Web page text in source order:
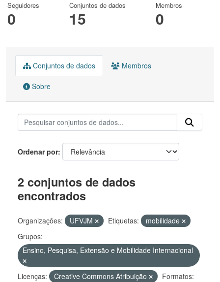
Seguidores
0
Conjuntos de dados
15
Membros
0
Conjuntos de dados Membros
Sobre
Ordenar por
2 conjuntos de dados
encontrados
Organizações: UFVJM Etiquetas:
mobilidade
Grupos:
Ensino, Pesquisa, Extensão e Mobilidade Internacional
Licenças: Creative Commons Atribuição
Formatos: